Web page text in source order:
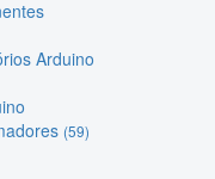
Arduino
(59)